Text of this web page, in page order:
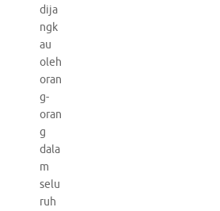
dija
ngk
au
oleh
oran
g-
oran
g
dala
m
selu
ruh